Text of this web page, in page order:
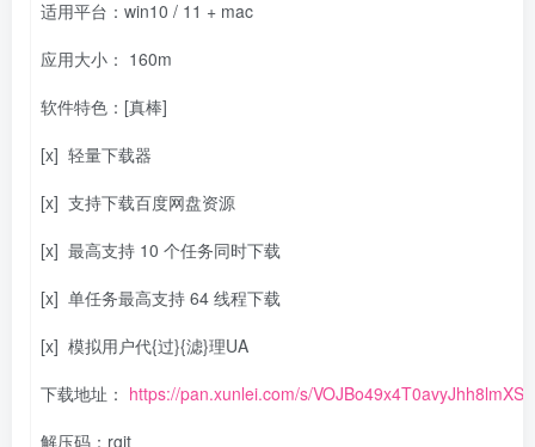
适用平台：win10 / 11 + mac
应用大小： 160m
软件特色：[真棒]
[x] 轻量下载器
[x] 支持下载百度网盘资源
[x] 最高支持 10 个任务同时下载
[x] 单任务最高支持 64 线程下载
[x] 模拟用户代{过}{滤}理UA
下载地址： https://pan.xunlei.com/s/
解压码：rgjt